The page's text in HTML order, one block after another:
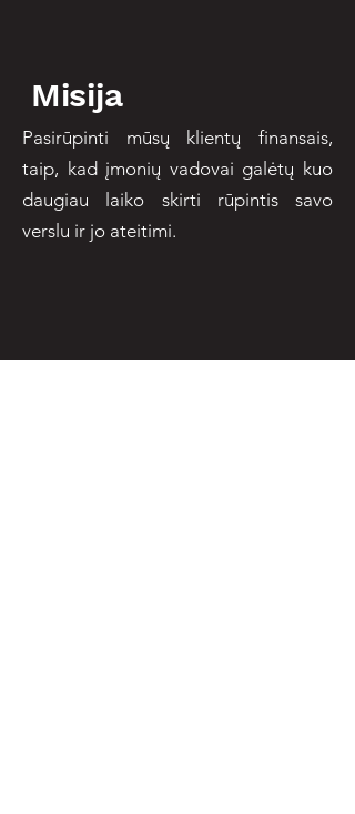
Misija
Pasirūpinti mūsų klientų finansais,
taip, kad įmonių vadovai galėtų kuo
daugiau laiko skirti rūpintis savo
verslu ir jo ateitimi.